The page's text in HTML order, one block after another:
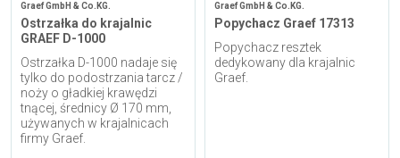
Polecany artykuł
Graef GmbH & Co.KG.
Ostrzałka do krajalnic
GRAEF D-1000
Ostrzałka D-1000 nadaje się
tylko do podostrzania tarcz /
noży o gładkiej krawędzi
tnącej, średnicy Ø 170 mm,
używanych w krajalnicach
firmy Graef.
Graef GmbH & Co.KG.
Popychacz Graef 17313
Popychacz resztek
dedykowany dla krajalnic
Graef.